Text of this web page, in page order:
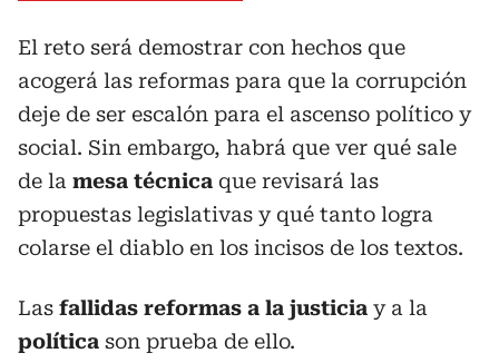
El reto será demostrar con hechos que
acogerá las reformas para que la corrupción
deje de ser escalón para el ascenso político y
social. Sin embargo, habrá que ver qué sale
de la mesa técnica que revisará las
propuestas legislativas y qué tanto logra
colarse el diablo en los incisos de los textos.
Las fallidas reformas a la justicia y a la
política son prueba de ello.